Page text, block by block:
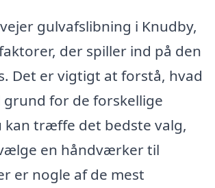
gulvafslibning i Knudby,
der spiller ind på den
Det er vigtigt at forstå, hvad
for de forskellige
kan træffe det bedste valg,
en håndværker til
er nogle af de mest